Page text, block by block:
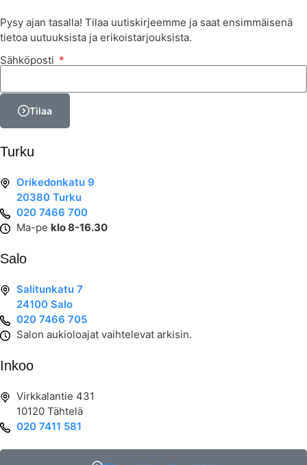
Pysy ajan tasalla! Tilaa uutiskirjeemme ja saat ensimmäisenä
tietoa uutuuksista ja erikoistarjouksista.
Sähköposti
Tilaa
Turku
Orikedonkatu 9
20380 Turku
020 7466 700
Ma-pe klo 8-16.30
Salo
Salitunkatu 7
24100 Salo
020 7466 705
Salon aukioloajat vaihtelevat arkisin.
Inkoo
Virkkalantie 431
10120 Tähtelä
020 7411 581